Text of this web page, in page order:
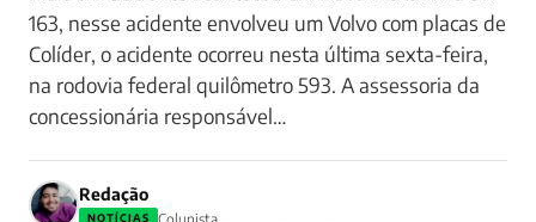
163, nesse acidente envolveu um Volvo com placas de
Colíder, o acidente ocorreu nesta última sexta-feira,
na rodovia federal quilômetro 593. A assessoria da
concessionária responsável…
Redação
NOTÍCIAS
Colunista